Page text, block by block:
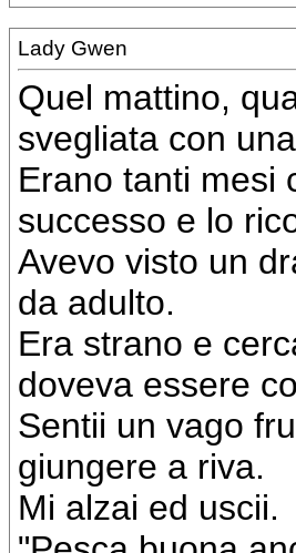
Lady Gwen
Quel mattino,
svegliata con
Erano tanti mesi
successo e lo
Avevo visto un
da adulto.
Era strano e
doveva essere
Sentii un vago
giungere a riva.
Mi alzai ed uscii.